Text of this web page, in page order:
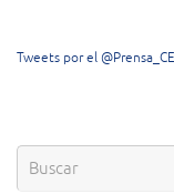
Tweets por el